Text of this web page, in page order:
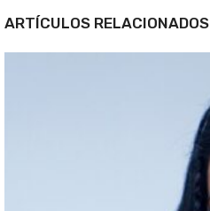
ARTÍCULOS RELACIONADOS